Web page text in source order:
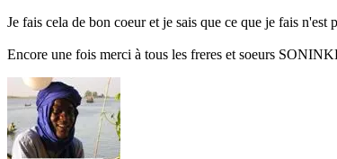
Je fais cela de bon coeur et je sais que ce que je fais n'est
Encore une fois merci à tous les freres et soeurs